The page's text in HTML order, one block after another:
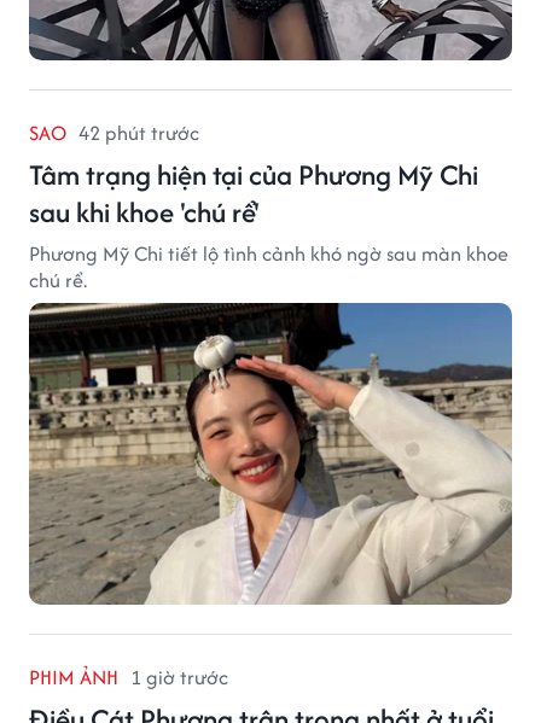
SAO 42 phút trước
Tâm trạng hiện tại của Phương Mỹ Chi
sau khi khoe 'chú rể'
Phương Mỹ Chi tiết lộ tình cảnh khó ngờ sau màn khoe
chú rể.
PHIM ẢNH 1 giờ trước